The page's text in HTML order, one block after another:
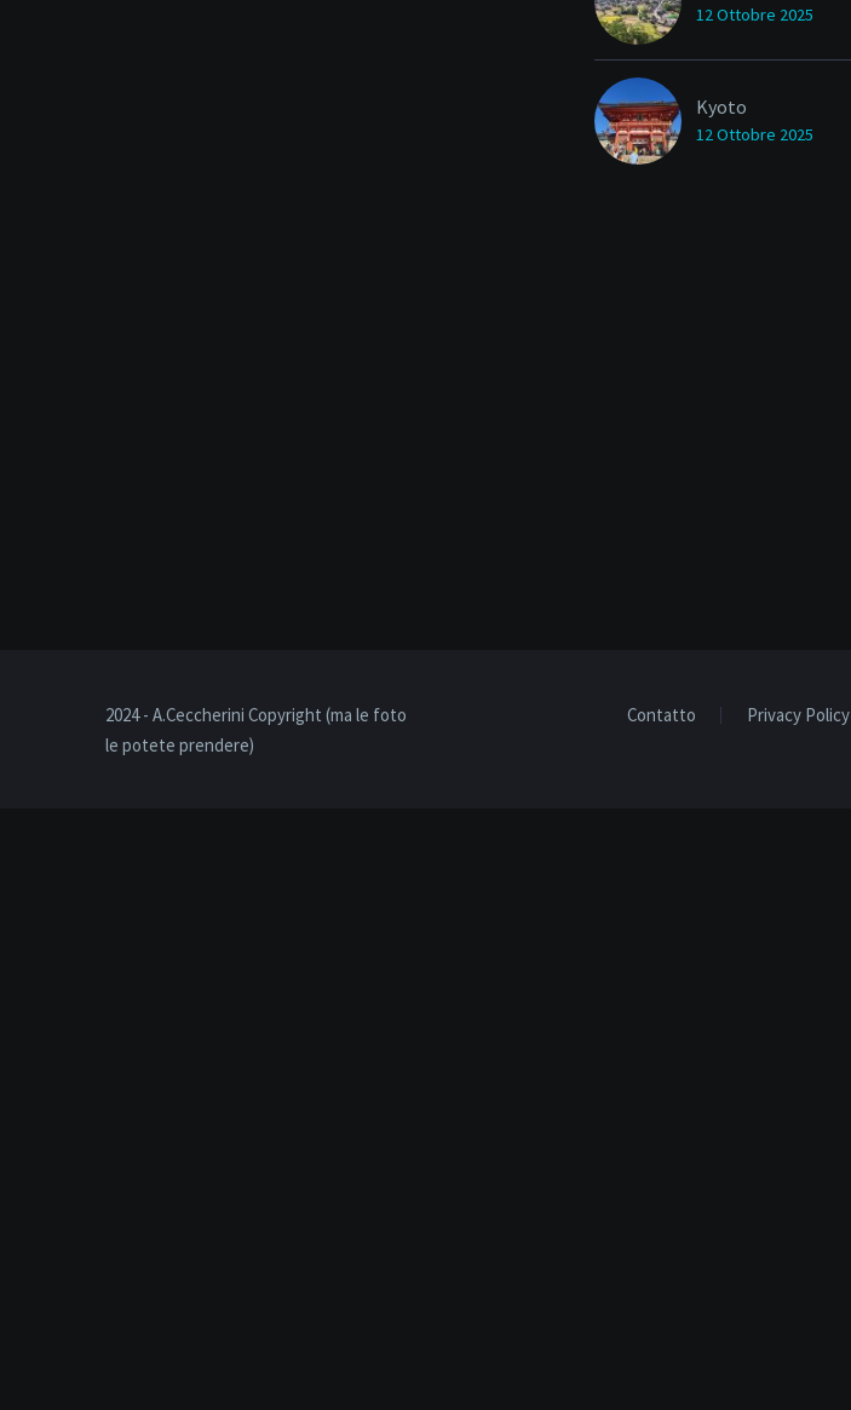
12 Ottobre 2025
Kyoto
12 Ottobre 2025
Contatto Privacy Policy
2024 - A.Ceccherini Copyright (ma le foto
le potete prendere)